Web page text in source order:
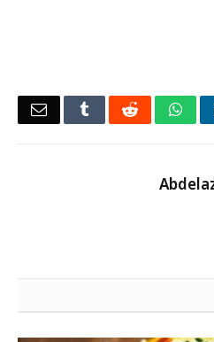
WhatsApp
Reddit
Tumblr